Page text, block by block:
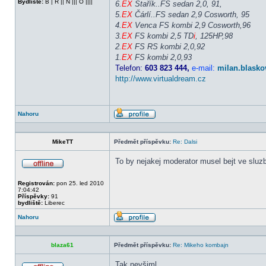
Bydliště: B | R || N ||| O ||||
6.EX Stařík..FS sedan 2,0, 91,
5.EX Čárlí..FS sedan 2,9 Cosworth, 95
4.EX Venca FS kombi 2,9 Cosworth,96
3.EX FS kombi 2,5 TDi, 125HP,98
2.EX FS RS kombi 2,0,92
1.EX FS kombi 2,0,93
Telefon: 603 823 444, e-mail:
http://www.virtualdream.cz
Nahoru
Profil
MikeTT
Předmět příspěvku: Re: Dalsi
Registrován: pon 25. led 2010
7:04:42
Příspěvky: 91
bydliště: Liberec
To by nejakej moderator musel bejt ve
Nahoru
Profil
blaza61
Předmět příspěvku: Re: Mikeho kombajn